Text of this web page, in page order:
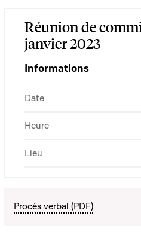
Réunion de
janvier 2023
Informations
Date
Heure
Lieu
Procès verbal (PDF)